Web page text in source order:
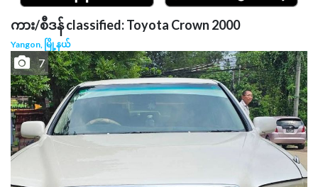
ကား/စီဒန် classified: Toyota Crown 2000
Yangon, မြို့နယ်
7